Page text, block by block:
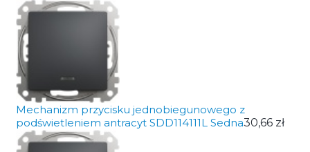
Mechanizm przycisku jednobiegunowego z
podświetleniem antracyt SDD114111L Sedna30,66 zł